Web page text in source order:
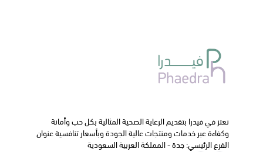
نعتز في فيدرا بتقديم الرعاية الصحية المثالية بكل حب وأمانة
وكفاءة عبر خدمات ومنتجات عالية الجودة وبأسعار تنافسية عنوان
الفرع الرئيسي: جدة - المملكة العربية السعودية